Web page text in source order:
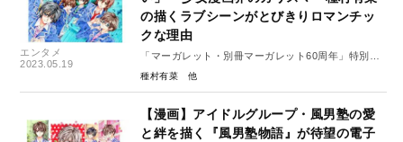
エンタメ
2023.05.19
の描くラブシーンがとびきりロマンチッ
クな理由
「マーガレット・別冊マーガレット60周年」特別イ
ンタビュー#5（後編）
種村有菜
【漫画】アイドルグループ・風男塾の愛
と絆を描く『風男塾物語』が待望の電子